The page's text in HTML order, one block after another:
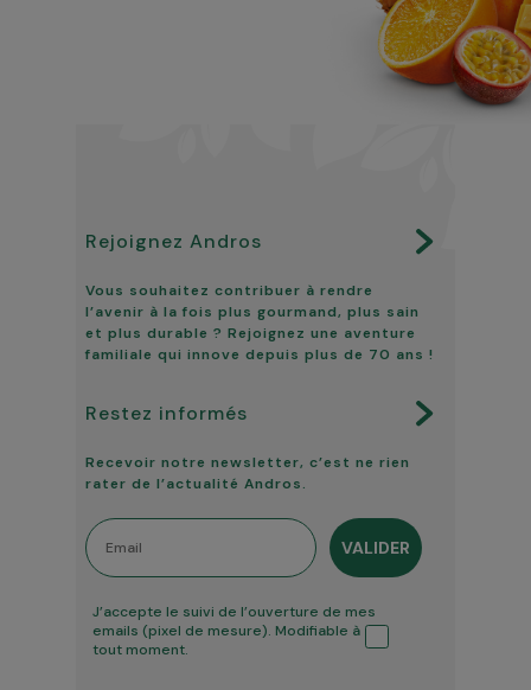
Rejoignez Andros
Vous souhaitez contribuer à rendre
l’avenir à la fois plus gourmand, plus sain
et plus durable ? Rejoignez une aventure
familiale qui innove depuis plus de 70 ans !
Restez informés
Recevoir notre newsletter, c’est ne rien
rater de l’actualité Andros.
Email
VALIDER
Tracking ouverture
J’accepte le suivi de l’ouverture de mes
emails (pixel de mesure). Modifiable à
tout moment.